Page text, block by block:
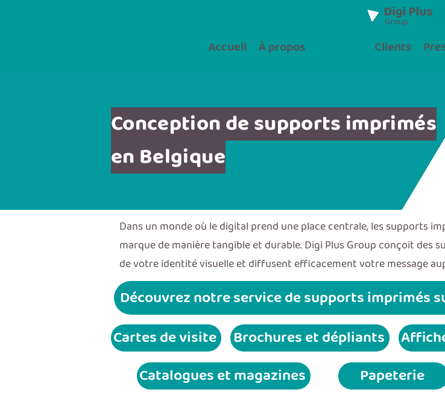
Accueil
À propos Clients
Conception de supports imprimés
en Belgique
Dans un monde où le digital prend une place centrale, les supports
marque de manière tangible et durable. Digi Plus Group conçoit des
de votre identité visuelle et diffusent efficacement votre message
Découvrez notre service de supports imprimés
Cartes de visite
Brochures et dépliants
Catalogues et magazines
Papeterie